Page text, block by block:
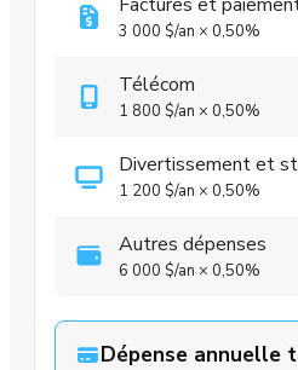
3 000 $/an × 0,50%
Télécom
1 800 $/an × 0,50%
Divertissement et
1 200 $/an × 0,50%
Autres dépenses
6 000 $/an × 0,50%
Dépense annuelle